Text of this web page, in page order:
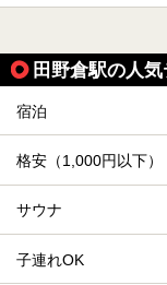
田野倉駅の人
宿泊
格安（1,000円以下）
サウナ
子連れOK